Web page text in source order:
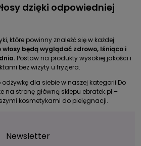
dzięki odpowiedniej
które powinny znaleźć się w każdej
włosy będą wyglądać zdrowo, lśniąco i
Postaw na produkty wysokiej jakości i
bez wizyty u fryzjera.
dla siebie w naszej kategorii Do
na stronę główną sklepu ebratek.pl –
kosmetykami do pielęgnacji.
Newsletter